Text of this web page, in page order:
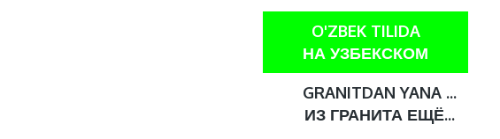
O'ZBEK TILIDA
НА УЗБЕКСКОМ
GRANITDAN YANA ...
ИЗ ГРАНИТА ЕЩЁ...